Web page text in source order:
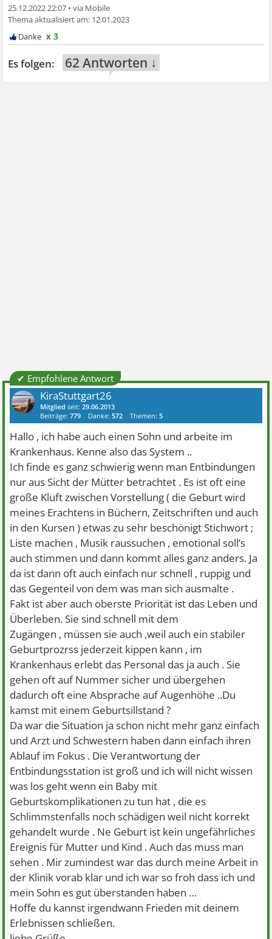
25.12.2022 22:07 •
12.01.2023
x 3
62 Antworten ↓
✔ Empfohlene Antwort
KiraStuttgart26
Mitglied seit:29.06.2013
Beiträge:779 Danke:572 Themen:5
Hallo , ich habe auch einen Sohn und arbeite im
Krankenhaus. Kenne also das System ..
Ich finde es ganz schwierig wenn man Entbindungen
nur aus Sicht der Mütter betrachtet . Es ist oft eine
große Kluft zwischen Vorstellung ( die Geburt wird
meines Erachtens in Büchern, Zeitschriften und auch
in den Kursen ) etwas zu sehr beschönigt Stichwort ;
Liste machen , Musik raussuchen , emotional soll’s
auch stimmen und dann kommt alles ganz anders. Ja
da ist dann oft auch einfach nur schnell , ruppig und
das Gegenteil von dem was man sich ausmalte .
Fakt ist aber auch oberste Priorität ist das Leben und
Überleben. Sie sind schnell mit dem
Zugängen , müssen sie auch ,weil auch ein stabiler
Geburtprozrss jederzeit kippen kann , im
Krankenhaus erlebt das Personal das ja auch . Sie
gehen oft auf Nummer sicher und übergehen
dadurch oft eine Absprache auf Augenhöhe ..Du
kamst mit einem Geburtsillstand ?
Da war die Situation ja schon nicht mehr ganz einfach
und Arzt und Schwestern haben dann einfach ihren
Ablauf im Fokus . Die Verantwortung der
Entbindungsstation ist groß und ich will nicht wissen
was los geht wenn ein Baby mit
Geburtskomplikationen zu tun hat , die es
Schlimmstenfalls noch schädigen weil nicht korrekt
gehandelt wurde . Ne Geburt ist kein ungefährliches
Ereignis für Mutter und Kind . Auch das muss man
sehen . Mir zumindest war das durch meine Arbeit in
der Klinik vorab klar und ich war so froh dass ich und
mein Sohn es gut überstanden haben …
Hoffe du kannst irgendwann Frieden mit deinem
Erlebnissen schließen.